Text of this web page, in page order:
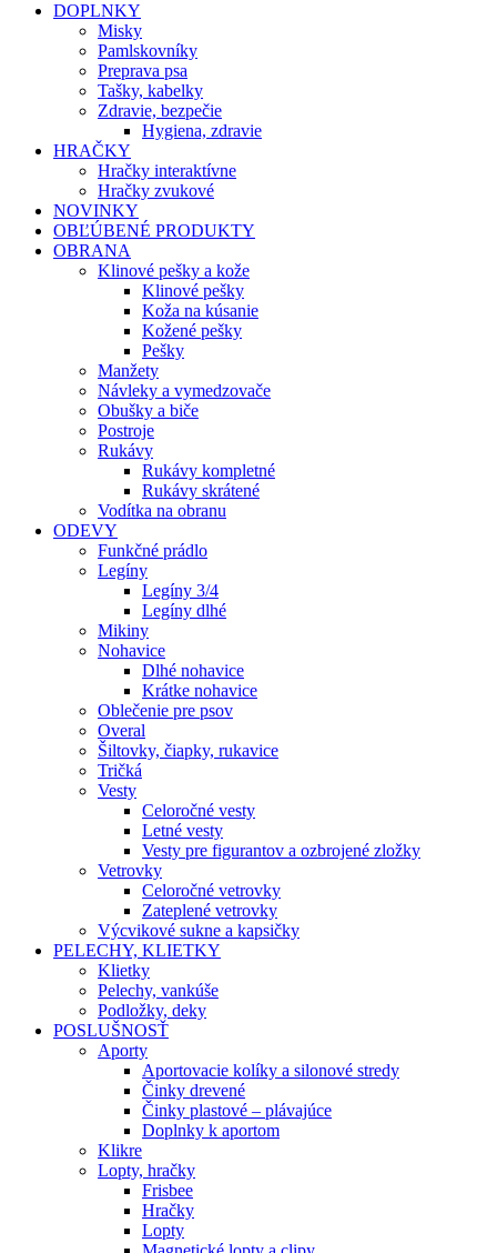
DOPLNKY
Misky
Pamlskovníky
Preprava psa
Tašky, kabelky
Zdravie, bezpečie
Hygiena, zdravie
HRAČKY
Hračky interaktívne
Hračky zvukové
NOVINKY
OBĽÚBENÉ PRODUKTY
OBRANA
Klinové pešky a kože
Klinové pešky
Koža na kúsanie
Kožené pešky
Pešky
Manžety
Návleky a vymedzovače
Obušky a biče
Postroje
Rukávy
Rukávy kompletné
Rukávy skrátené
Vodítka na obranu
ODEVY
Funkčné prádlo
Legíny
Legíny 3/4
Legíny dlhé
Mikiny
Nohavice
Dlhé nohavice
Krátke nohavice
Oblečenie pre psov
Overal
Šiltovky, čiapky, rukavice
Tričká
Vesty
Celoročné vesty
Letné vesty
Vesty pre figurantov a ozbrojené zložky
Vetrovky
Celoročné vetrovky
Zateplené vetrovky
Výcvikové sukne a kapsičky
PELECHY, KLIETKY
Klietky
Pelechy, vankúše
Podložky, deky
POSLUŠNOSŤ
Aporty
Aportovacie kolíky a silonové stredy
Činky drevené
Činky plastové – plávajúce
Doplnky k aportom
Klikre
Lopty, hračky
Frisbee
Hračky
Lopty